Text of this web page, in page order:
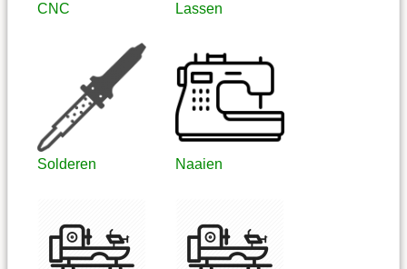
CNC Lassen
Solderen Naaien